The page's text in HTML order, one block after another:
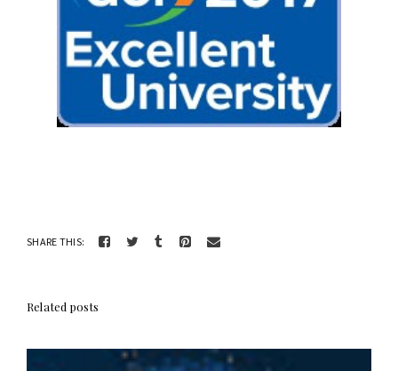
SHARE THIS:
Related posts